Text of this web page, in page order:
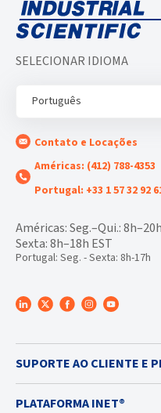
SELECIONAR IDIOMA
Português
Contato e Locações
Américas: (412) 788-4353
Portugal: +33 1 57 32 92
Américas: Seg.–Qui.:
Sexta: 8h–18h EST
Portugal: Seg. - Sexta: 8h-17h
SUPORTE AO CLIENTE E
PLATAFORMA INET®